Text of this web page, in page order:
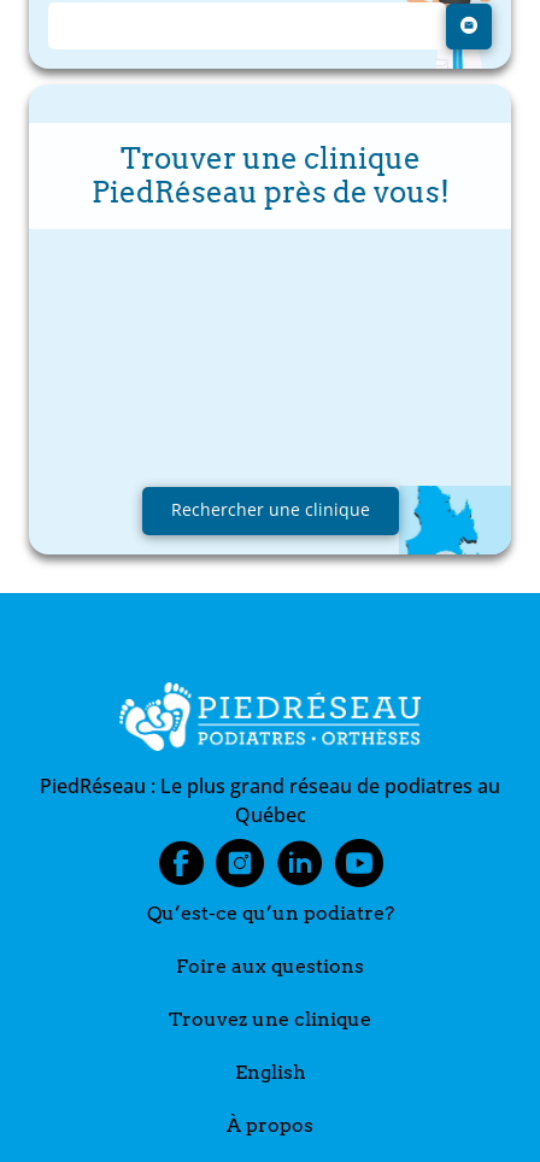
Trouver une clinique
PiedRéseau près de vous!
Rechercher une clinique
PiedRéseau : Le plus grand réseau de podiatres au
Québec
Qu’est-ce qu’un podiatre?
Foire aux questions
Trouvez une clinique
English
À propos